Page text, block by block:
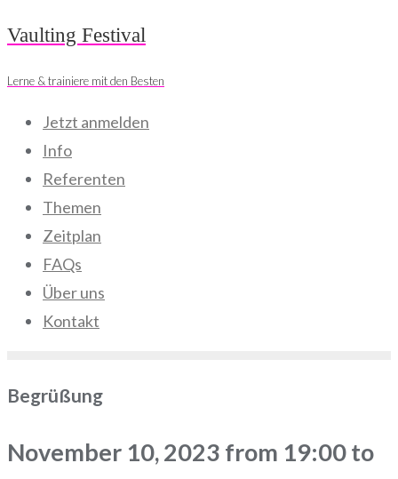
Skip
content
Vaulting Festival
Lerne & trainiere mit den Besten
Jetzt anmelden
Info
Referenten
Themen
Zeitplan
FAQs
Über uns
Kontakt
Begrüßung
November 10, 2023 from 19:00 to